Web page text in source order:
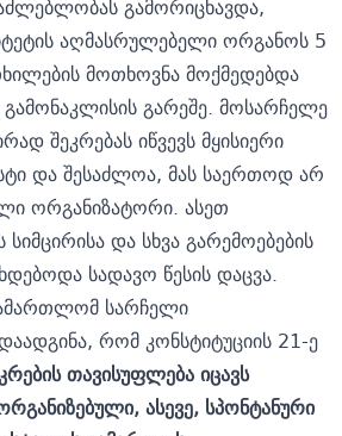
გამორიცხავდა,
აღმასრულებელი ორგანოს 5
მოთხოვნა მოქმედებდა
გამონაკლისის გარეშე. მოსარჩელე
შეკრებას იწვევს მყისიერი
და შესაძლოა, მას საერთოდ არ
ორგანიზატორი. ასეთ
და სხვა გარემოებების
სადავო წესის დაცვა.
სარჩელი
რომ კონსტიტუციის 21-ე
თავისუფლება იცავს
ასევე, სპონტანური